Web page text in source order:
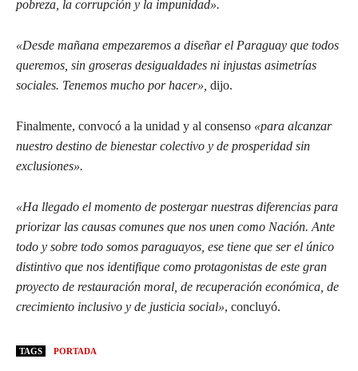
pobreza, la corrupción y la impunidad».
«Desde mañana empezaremos a diseñar el Paraguay que todos
queremos, sin groseras desigualdades ni injustas asimetrías
sociales. Tenemos mucho por hacer», dijo.
Finalmente, convocó a la unidad y al consenso «para alcanzar
nuestro destino de bienestar colectivo y de prosperidad sin
exclusiones».
«Ha llegado el momento de postergar nuestras diferencias para
priorizar las causas comunes que nos unen como Nación. Ante
todo y sobre todo somos paraguayos, ese tiene que ser el único
distintivo que nos identifique como protagonistas de este gran
proyecto de restauración moral, de recuperación económica, de
crecimiento inclusivo y de justicia social», concluyó.
TAGS PORTADA